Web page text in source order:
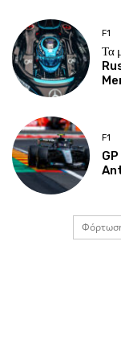
F1
Τα
F1
GP